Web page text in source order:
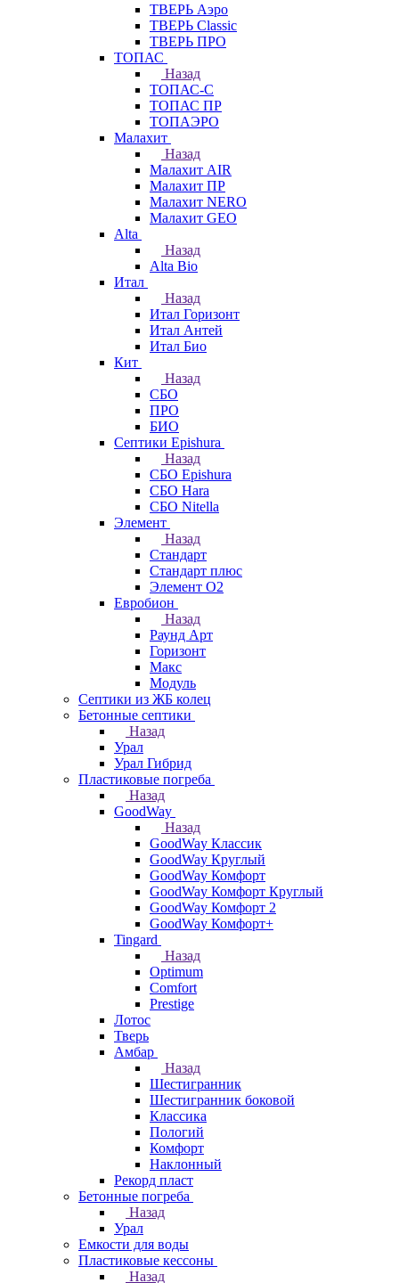
ТВЕРЬ Аэро
ТВЕРЬ Classic
ТВЕРЬ ПРО
ТОПАС
Назад
ТОПАС-С
ТОПАС ПР
ТОПАЭРО
Малахит
Назад
Малахит AIR
Малахит ПР
Малахит NERO
Малахит GEO
Alta
Назад
Alta Bio
Итал
Назад
Итал Горизонт
Итал Антей
Итал Био
Кит
Назад
СБО
ПРО
БИО
Септики Epishura
Назад
СБО Epishura
СБО Hara
СБО Nitella
Элемент
Назад
Стандарт
Стандарт плюс
Элемент О2
Евробион
Назад
Раунд Арт
Горизонт
Макс
Модуль
Септики из ЖБ колец
Бетонные септики
Назад
Урал
Урал Гибрид
Пластиковые погреба
Назад
GoodWay
Назад
GoodWay Классик
GoodWay Круглый
GoodWay Комфорт
GoodWay Комфорт Круглый
GoodWay Комфорт 2
GoodWay Комфорт+
Tingard
Назад
Optimum
Comfort
Prestige
Лотос
Тверь
Амбар
Назад
Шестигранник
Шестигранник боковой
Классика
Пологий
Комфорт
Наклонный
Рекорд пласт
Бетонные погреба
Назад
Урал
Емкости для воды
Пластиковые кессоны
Назад